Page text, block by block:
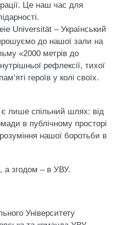
Це наш час для
Universität – Український
до нашої зали на
«2000 метрів до
рефлексії, тихої
героїв у колі своїх.
лише спільний шлях: від
в публічному просторі
нашої боротьби в
а згодом – в УВУ.
Університету